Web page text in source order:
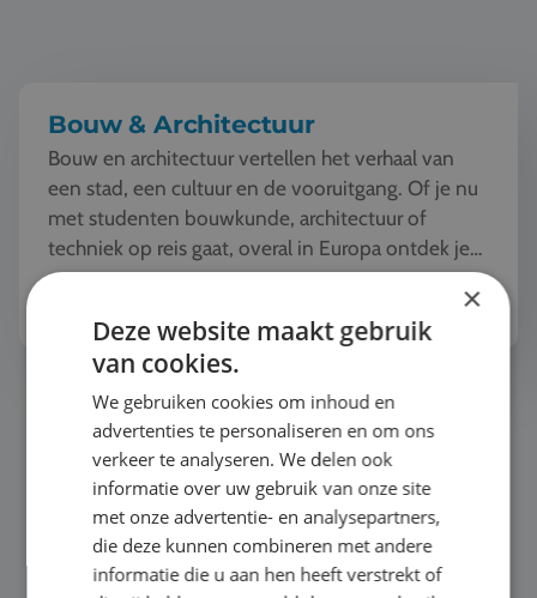
Bouw & Architectuur
Bouw en architectuur vertellen het verhaal van
een stad, een cultuur en de vooruitgang. Of je nu
met studenten bouwkunde, architectuur of
techniek op reis gaat, overal in Europa ontdek je
iconische...
Buitensport & Outdoor
×
Deze website maakt gebruik
van cookies.
We gebruiken cookies om inhoud en
advertenties te personaliseren en om ons
verkeer te analyseren. We delen ook
informatie over uw gebruik van onze site
met onze advertentie- en analysepartners,
die deze kunnen combineren met andere
informatie die u aan hen heeft verstrekt of